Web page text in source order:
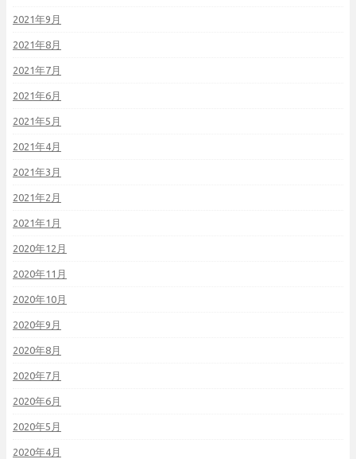
2021年9月
2021年8月
2021年7月
2021年6月
2021年5月
2021年4月
2021年3月
2021年2月
2021年1月
2020年12月
2020年11月
2020年10月
2020年9月
2020年8月
2020年7月
2020年6月
2020年5月
2020年4月